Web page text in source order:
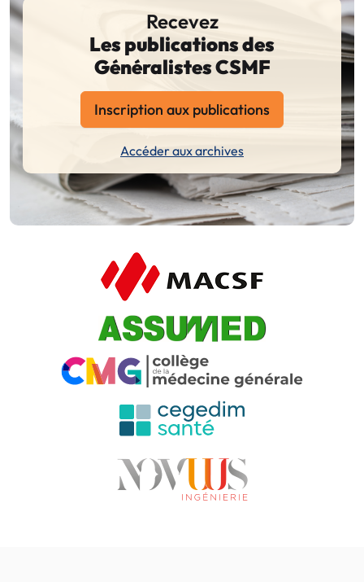
Recevez
Les publications des
Généralistes CSMF
Inscription aux publications
Accéder aux archives